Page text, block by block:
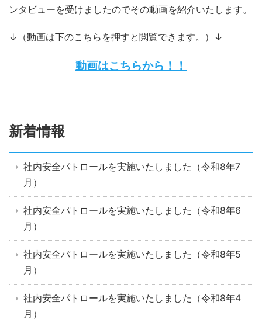
ンタビューを受けましたのでその動画を紹介いたします。
↓（動画は下のこちらを押すと閲覧できます。）↓
動画はこちらから！！
新着情報
社内安全パトロールを実施いたしました（令和8年7
月）
社内安全パトロールを実施いたしました（令和8年6
月）
社内安全パトロールを実施いたしました（令和8年5
月）
社内安全パトロールを実施いたしました（令和8年4
月）